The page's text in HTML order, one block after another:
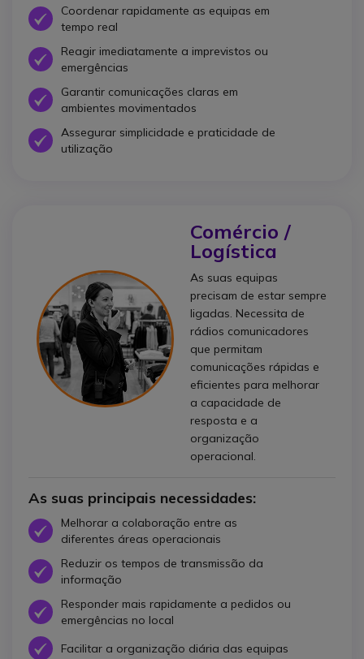
Ícone Coordenar rapidamente as equipas em
tempo real
Ícone Reagir imediatamente a imprevistos ou
emergências
Ícone Garantir comunicações claras em
ambientes movimentados
ÍconeAssegurar simplicidade e praticidade de
utilização
Comércio /
Logística
As suas equipas
precisam de estar sempre
ligadas. Necessita de
rádios comunicadores
que permitam
comunicações rápidas e
eficientes para melhorar
a capacidade de
resposta e a
organização
operacional.
As suas principais necessidades:
Ícone Melhorar a colaboração entre as
diferentes áreas operacionais
Ícone Reduzir os tempos de transmissão da
informação
Ícone Responder mais rapidamente a pedidos ou
emergências no local
Ícone Facilitar a organização diária das equipas